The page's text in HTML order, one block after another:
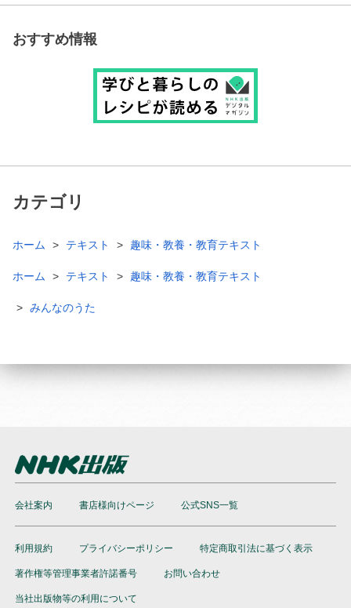
おすすめ情報
カテゴリ
ホーム テキスト 趣味・教養・教育テキスト
ホーム テキスト 趣味・教養・教育テキスト
みんなのうた
会社案内 書店様向けページ 公式SNS一覧
利用規約 プライバシーポリシー 特定商取引法に基づく表示
著作権等管理事業者許諾番号 お問い合わせ
当社出版物等の利用について